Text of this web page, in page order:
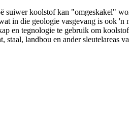
suiwer koolstof kan "omgeskakel"
in die geologie vasgevang is ook
en tegnologie te gebruik om
staal, landbou en ander sleutelareas